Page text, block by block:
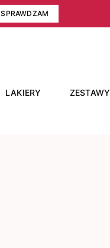
SPRAWDZAM
LAKIERY ZESTAWY